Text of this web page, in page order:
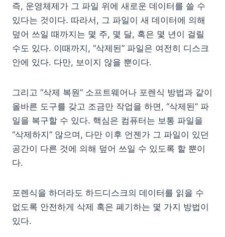
즉, 운영체제가 그 파일 위에 새로운 데이터를 쓸 수
있다는 것이다. 따라서, 그 파일이 새 데이터에 의해
덮어 쓰일 때까지는 몇 주, 몇 달, 혹은 몇 년이 걸릴
수도 있다. 이때까지, “삭제된” 파일은 여전히 디스크
안에 있다. 다만, 보이지 않을 뿐이다.
그리고 “삭제 복원” 소프트웨어나 포렌식 방법과 같이
올바른 도구를 갖고 조금만 작업을 하면, “삭제된” 파
일을 복구할 수 있다. 핵심은 컴퓨터는 보통 파일을
“삭제하지” 않으며, 다만 이후 언젠가 그 파일이 있던
공간이 다른 것에 의해 덮어 쓰일 수 있도록 할 뿐이
다.
포렌식을 하더라도 하드디스크의 데이터를 읽을 수
없도록 안전하게 삭제 혹은 폐기하는 몇 가지 방법이
있다.